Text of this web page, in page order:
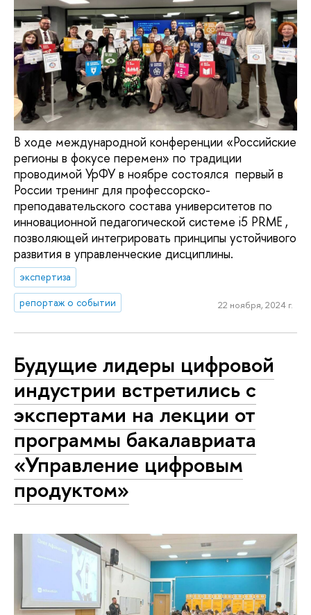
В ходе международной конференции «Российские
регионы в фокусе перемен» по традиции
проводимой УрФУ в ноябре состоялся первый в
России тренинг для профессорско-
преподавательского состава университетов по
инновационной педагогической системе i5 PRME ,
позволяющей интегрировать принципы устойчивого
развития в управленческие дисциплины.
экспертиза
репортаж о событии
22 ноября, 2024 г.
Будущие лидеры цифровой
индустрии встретились с
экспертами на лекции от
программы бакалавриата
«Управление цифровым
продуктом»